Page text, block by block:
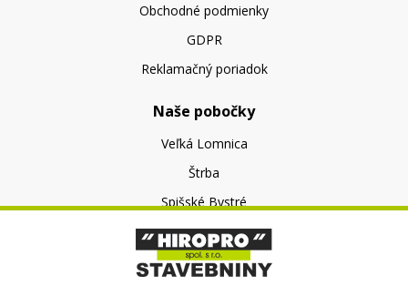
Obchodné podmienky
GDPR
Reklamačný poriadok
Naše pobočky
Veľká Lomnica
Štrba
Spišské Bystré
O nás
O spoločnosti